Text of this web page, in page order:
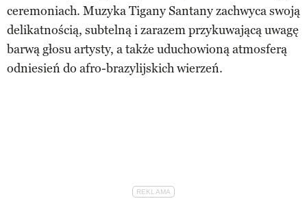
ceremoniach. Muzyka Tigany Santany zachwyca swoją
delikatnością, subtelną i zarazem przykuwającą uwagę
barwą głosu artysty, a także uduchowioną atmosferą
odniesień do afro-brazylijskich wierzeń.